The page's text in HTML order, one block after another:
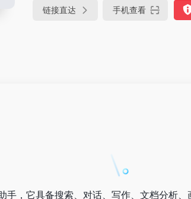
链接直达 手机查看
手，它具备搜索、对话、写作、文档分析